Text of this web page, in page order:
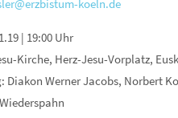
koeln.de
| 19:00 Uhr
Kirche, Herz-Jesu-Vorplatz,
Diakon Werner Jacobs, Norbert